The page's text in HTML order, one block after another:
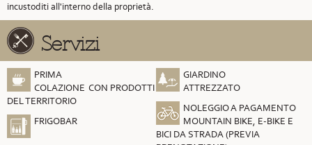
incustoditi all'interno della proprietà.
Servizi
PRIMA
COLAZIONE CON PRODOTTI
DEL TERRITORIO
FRIGOBAR
GIARDINO
ATTREZZATO
NOLEGGIO A PAGAMENTO
MOUNTAIN BIKE, E-BIKE E
BICI DA STRADA (PREVIA